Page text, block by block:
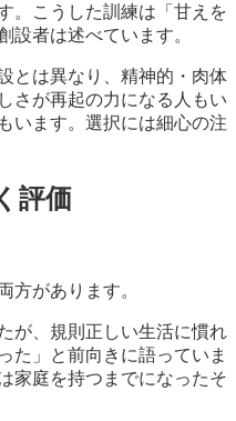
。こうした訓練は「甘えを
設者は述べています。
とは異なり、精神的・肉体
さが再起の力になる人もい
います。選択には細心の注
評価
方があります。
が、規則正しい生活に慣れ
た」と前向きに語っていま
家庭を持つまでになったそ